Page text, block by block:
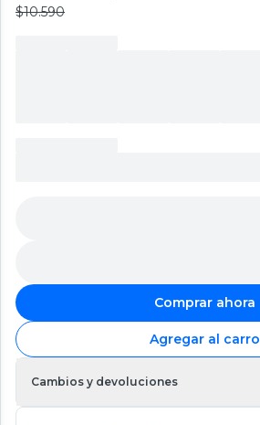
$10.590
Comprar ahora
Agregar al carro
Cambios y devoluciones